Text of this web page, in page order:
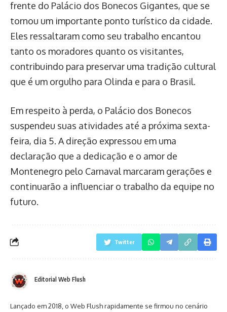
frente do Palácio dos Bonecos Gigantes, que se
tornou um importante ponto turístico da cidade.
Eles ressaltaram como seu trabalho encantou
tanto os moradores quanto os visitantes,
contribuindo para preservar uma tradição cultural
que é um orgulho para Olinda e para o Brasil.
Em respeito à perda, o Palácio dos Bonecos
suspendeu suas atividades até a próxima sexta-
feira, dia 5. A direção expressou em uma
declaração que a dedicação e o amor de
Montenegro pelo Carnaval marcaram gerações e
continuarão a influenciar o trabalho da equipe no
futuro.
Twitter
Editorial Web Flush
Lançado em 2018, o Web Flush rapidamente se firmou no cenário